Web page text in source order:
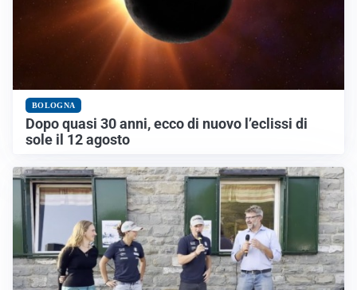
BOLOGNA
Dopo quasi 30 anni, ecco di nuovo l’eclissi di
sole il 12 agosto